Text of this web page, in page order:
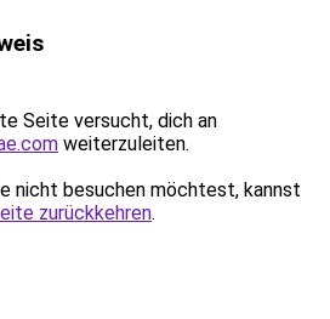
Seite versucht, dich an
weiterzuleiten.
nicht besuchen möchtest, kannst
zurückkehren.